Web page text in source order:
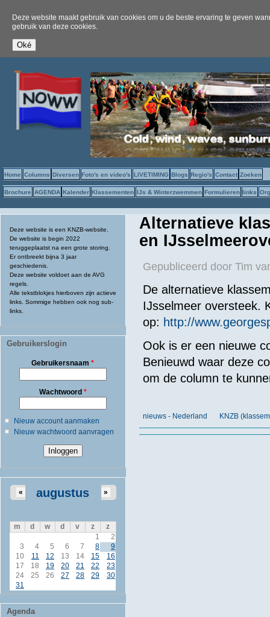
Deze website maakt gebruik van cookies om u de beste ervaring te geven
gebruik van deze cookies.
Home Columns Diversen Foto's en video's LIVETIMING Blogs Regio's Contact Zoeken
Brochure AGENDA Kalender Klassementen IJs & Winterzwemmen Formulieren links
Deze website is een KNZB-website.
De website is begin 2022
teruggeplaatst na een grote storing.
Er ontbreekt bijna 3 jaar
geschiedenis.
Deze website voldoet aan de AVG
regels.
Alle tekstblokjes hierboven zijn actieve
links. Sommige hebben ook nog sub-
links.
Gebruikerslogin
Gebruikersnaam*
Wachtwoord *
Nieuw account aanmaken
Nieuw wachtwoord aanvragen
augustus
« »
m d w d v z
z
1
2
3
4 5 6 7 8
9
10
11 12 13 14 15
16
17
18 19 20 21 22
23
24
25 26 27 28 29
30
31
Agenda
Alternatieve
en
Gepubliceerd door Tim
De alternatieve
IJsselmeer oversteek.
op: http://
Ook is er een nieuwe
Benieuwd waar deze
om de column te
nieuws - Nederland KNZB